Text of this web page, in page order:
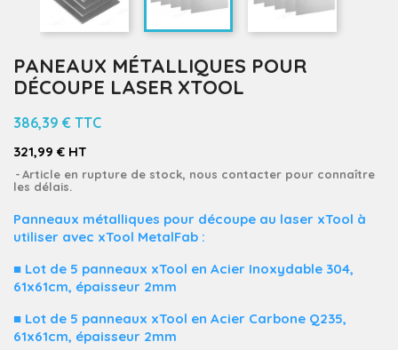
PANEAUX MÉTALLIQUES POUR
DÉCOUPE LASER XTOOL
386,39 € TTC
321,99 € HT
Article en rupture de stock, nous contacter pour connaître
les délais.
Panneaux métalliques pour découpe au laser xTool à
utiliser avec xTool MetalFab :
■ Lot de 5 panneaux xTool en Acier Inoxydable 304,
61x61cm, épaisseur 2mm
■ Lot de 5 panneaux xTool en Acier Carbone Q235,
61x61cm, épaisseur 2mm